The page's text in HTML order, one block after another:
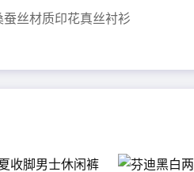
蚕丝材质印花真丝衬衫